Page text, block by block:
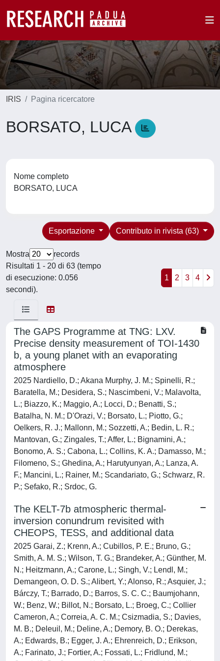
IRIS Pagina ricercatore
BORSATO, LUCA
Nome completo
BORSATO, LUCA
Contributo in rivista (63)
Esportazione
Mostra
records
Risultati 1 - 20 di 63 (tempo
di esecuzione: 0.056
secondi).
1 2 3 4
The GAPS Programme at TNG: LXV.
Precise density measurement of TOI-1430
b, a young planet with an evaporating
atmosphere
2025 Nardiello, D.; Akana Murphy, J. M.; Spinelli, R.;
Baratella, M.; Desidera, S.; Nascimbeni, V.; Malavolta,
L.; Biazzo, K.; Maggio, A.; Locci, D.; Benatti, S.;
Batalha, N. M.; D'Orazi, V.; Borsato, L.; Piotto, G.;
Oelkers, R. J.; Mallonn, M.; Sozzetti, A.; Bedin, L. R.;
Mantovan, G.; Zingales, T.; Affer, L.; Bignamini, A.;
Bonomo, A. S.; Cabona, L.; Collins, K. A.; Damasso, M.;
Filomeno, S.; Ghedina, A.; Harutyunyan, A.; Lanza, A.
F.; Mancini, L.; Rainer, M.; Scandariato, G.; Schwarz, R.
P.; Sefako, R.; Srdoc, G.
The KELT-7b atmospheric thermal-
inversion conundrum revisited with
CHEOPS, TESS, and additional data
2025 Garai, Z.; Krenn, A.; Cubillos, P. E.; Bruno, G.;
Smith, A. M. S.; Wilson, T. G.; Brandeker, A.; Günther, M.
N.; Heitzmann, A.; Carone, L.; Singh, V.; Lendl, M.;
Demangeon, O. D. S.; Alibert, Y.; Alonso, R.; Asquier, J.;
Bárczy, T.; Barrado, D.; Barros, S. C. C.; Baumjohann,
W.; Benz, W.; Billot, N.; Borsato, L.; Broeg, C.; Collier
Cameron, A.; Correia, A. C. M.; Csizmadia, S.; Davies,
M. B.; Deleuil, M.; Deline, A.; Demory, B. O.; Derekas,
A.; Edwards, B.; Egger, J. A.; Ehrenreich, D.; Erikson,
A.; Farinato, J.; Fortier, A.; Fossati, L.; Fridlund, M.;